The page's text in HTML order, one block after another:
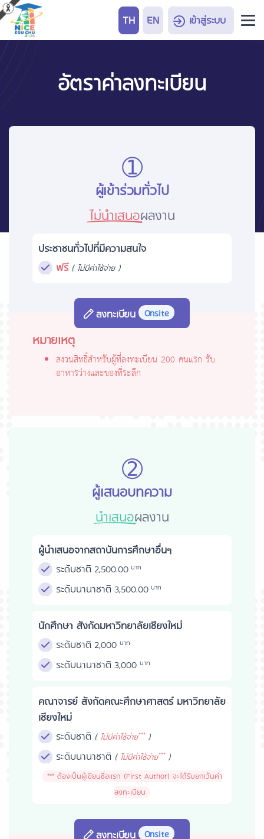
TH EN เข้าสู่ระบบ
อัตราค่าลงทะเบียน
➀
ผู้เข้าร่วมทั่วไป
ไม่นำเสนอผลงาน
ประชาชนทั่วไปที่มีความสนใจ
ฟรี ( ไม่มีค่าใช้จ่าย)
ลงทะเบียน Onsite
หมายเหตุ
สงวนสิทธิ์สำหรับผู้ที่ลงทะเบียน 200 คนแรก รับ
อาหารว่างและของที่ระลึก
➁
ผู้เสนอบทความ
นำเสนอผลงาน
ผู้นำเสนอจากสถาบันการศึกษาอื่นๆ
ระดับชาติ 2,500.00 บาท
ระดับนานาชาติ 3,500.00 บาท
นักศึกษา สังกัดมหาวิทยาลัยเชียงใหม่
ระดับชาติ 2,000 บาท
ระดับนานาชาติ 3,000 บาท
คณาจารย์ สังกัดคณะศึกษาศาสตร์ มหาวิทยาลัย
เชียงใหม่
ระดับชาติ ( ไม่มีค่าใช้จ่าย***)
ระดับนานาชาติ ( ไม่มีค่าใช้จ่าย***)
*** ต้องเป็นผู้เขียนชื่อแรก (First Author) จะได้รับยกเว้นค่า
ลงทะเบียน
ลงทะเบียน Onsite